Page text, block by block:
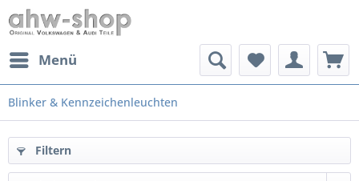
Menü
Blinker & Kennzeichenleuchten
Filtern